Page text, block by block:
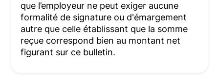
que l’employeur ne peut exiger aucune
formalité de signature ou d'émargement
autre que celle établissant que la somme
reçue correspond bien au montant net
figurant sur ce bulletin.